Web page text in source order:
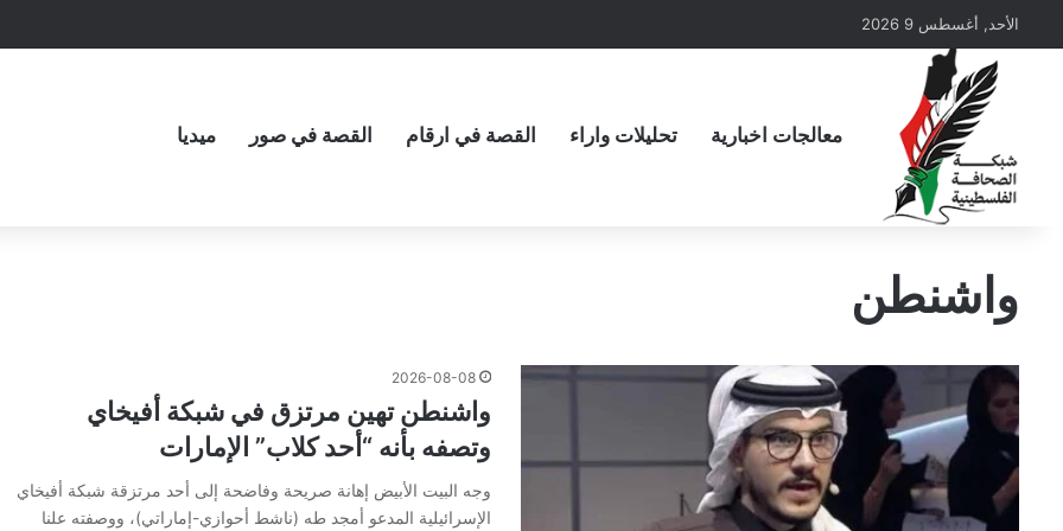
الأحد, أغسطس 9 2026
معالجات اخبارية تحليلات واراء القصة في ارقام القصة في صور ميديا
واشنطن
2026-08-08
واشنطن تهين مرتزق في شبكة أفيخاي
وتصفه بأنه “أحد كلاب” الإمارات
وجه البيت الأبيض إهانة صريحة وفاضحة إلى أحد مرتزقة شبكة أفيخاي
الإسرائيلية المدعو أمجد طه (ناشط أحوازي-إماراتي)، ووصفته علنا